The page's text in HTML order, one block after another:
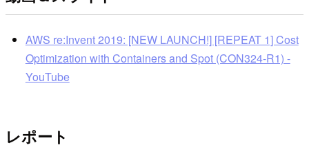
AWS re:Invent 2019: [NEW LAUNCH!] [REPEAT 1] Cost
Optimization with Containers and Spot (CON324-R1) -
YouTube
レポート